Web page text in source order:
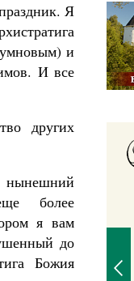
Я
и
И все
других
более
я вам
до
Божия